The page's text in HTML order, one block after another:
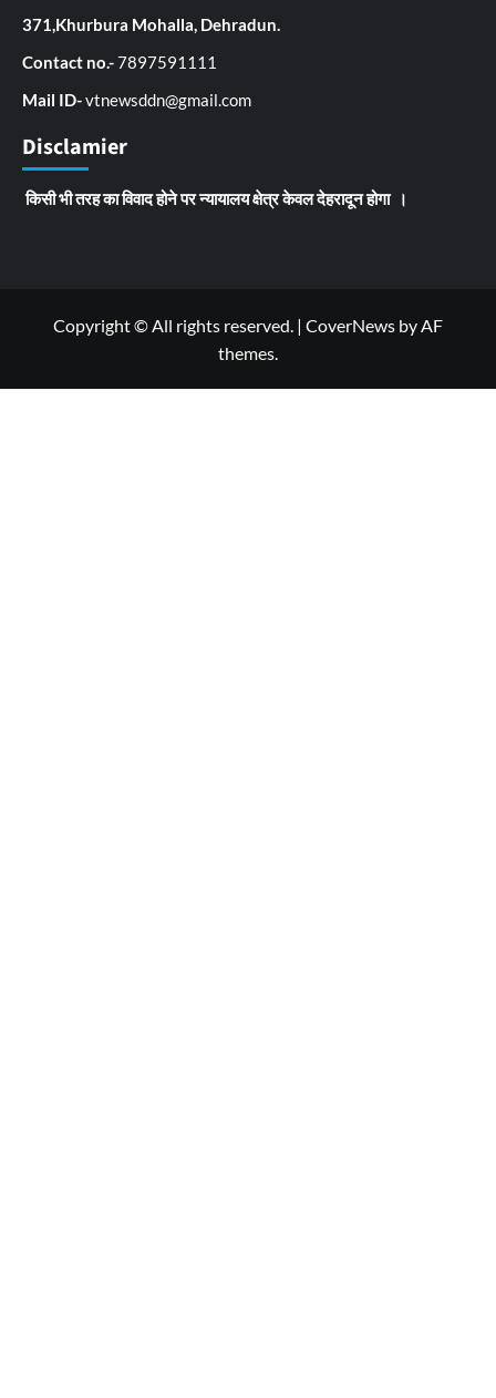
371,Khurbura Mohalla, Dehradun.
Contact no.-7897591111
Mail ID-vtnewsddn@gmail.com
Disclamier
किसी भी तरह का विवाद होने पर न्यायालय क्षेत्र केवल देहरादून होगा ।
Copyright © All rights reserved. | CoverNews by AF
themes.